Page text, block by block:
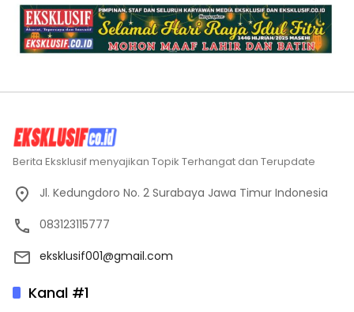
Berita Eksklusif menyajikan Topik Terhangat dan Terupdate
Jl. Kedungdoro No. 2 Surabaya Jawa Timur Indonesia
083123115777
eksklusif001@gmail.com
Kanal #1